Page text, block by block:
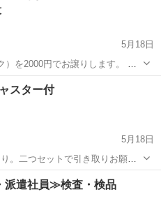
5月18日
を2000円でお譲りします。 使
や歪みなどもなく全体的に綺麗な
具 メタルラック
スター付
5月18日
。二つセットで引き取りお願い
具 ワゴン
派遣社員≫検査・検品